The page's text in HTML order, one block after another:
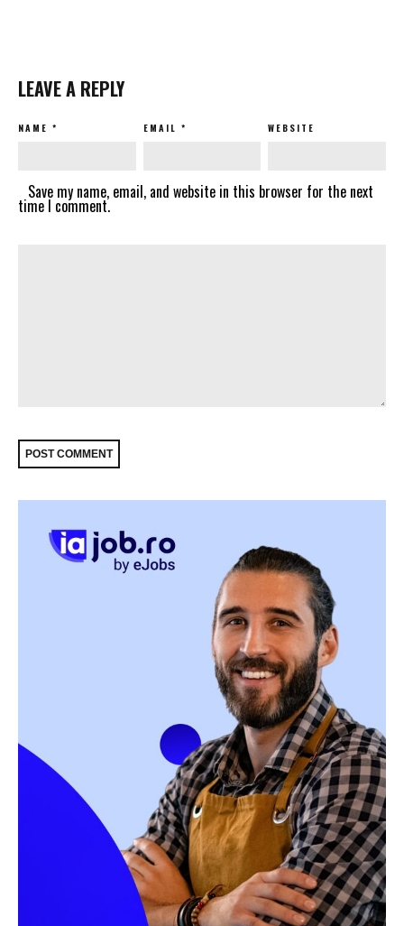
LEAVE A REPLY
NAME * EMAIL * WEBSITE
Save my name, email, and website in this browser for the next
time I comment.